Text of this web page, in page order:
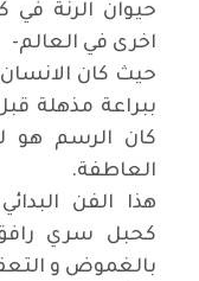
حيوان الرنة في
اخرى في العالم-
حيث كان
ببراعة مذهلة
كان الرسم هو
العاطفة.
هذا الفن
كحبل سري
بالغموض و